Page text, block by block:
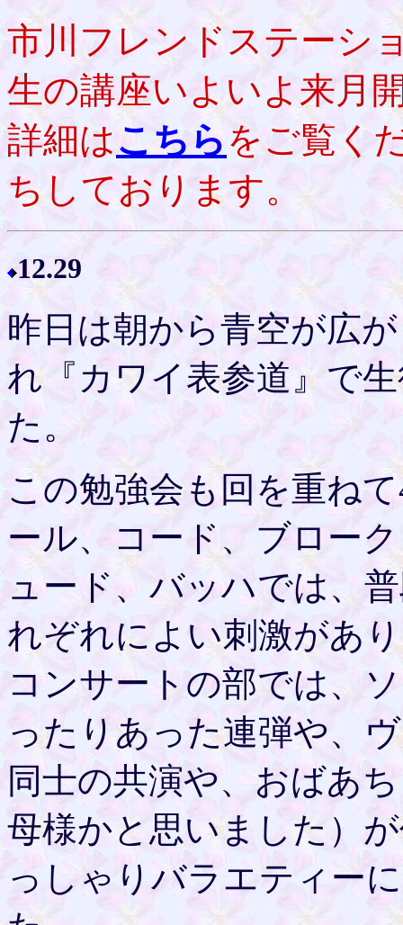
市川フレンドステーシ
生の講座いよいよ来月
詳細はこちら をご覧く
ちしております。
12.29
昨日は朝から青空が広
れ『カワイ表参道』で
た。
この勉強会も回を重ね
ール、コード、ブロー
ュード、バッハでは、
れぞれによい刺激があ
コンサートの部では、
ったりあった連弾や、
同士の共演や、おばあ
母様かと思いました）
っしゃりバラエティー